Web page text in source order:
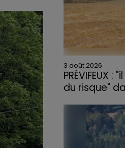
3 août 2026
PRÉVIFEUX
du risque"